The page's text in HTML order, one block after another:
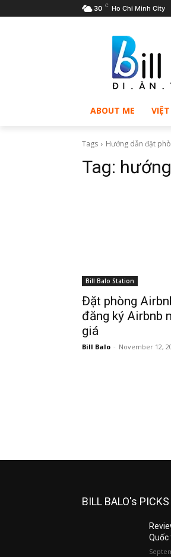
30 C Ho Chi Minh City
ABOUT ME
Tags Hướng dẫn đặt
Tag:
Bill Balo Station
Đặt phòng
đăng ký Airbnb
giá
Bill Balo - November 12,
BILL BALO's PICKS
Quốc